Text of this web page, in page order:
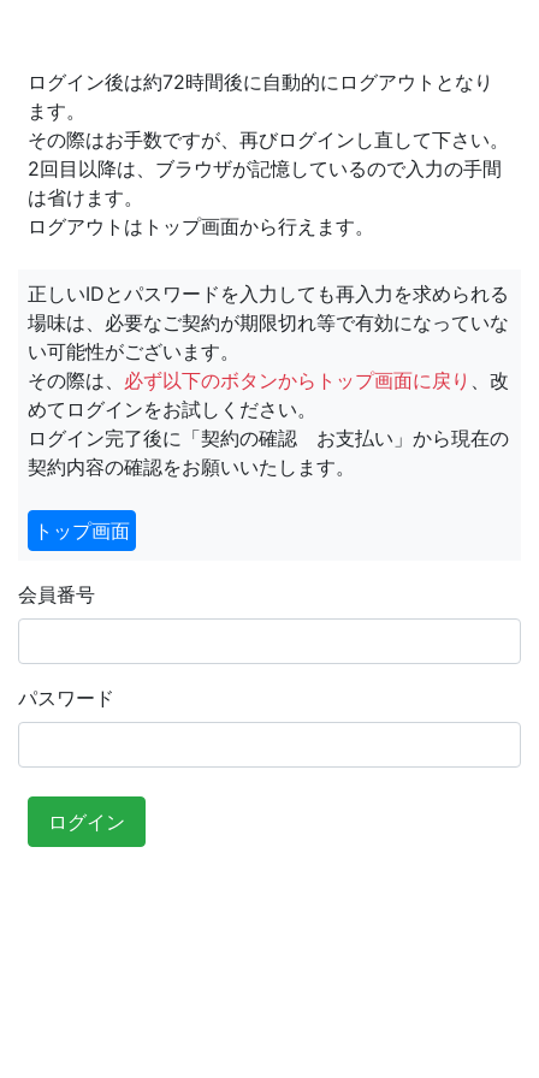
ログイン後は約72時間後に自動的にログアウトとなり
ます。
その際はお手数ですが、再びログインし直して下さい。
2回目以降は、ブラウザが記憶しているので入力の手間
は省けます。
ログアウトはトップ画面から行えます。
正しいIDとパスワードを入力しても再入力を求められる
場味は、必要なご契約が期限切れ等で有効になっていな
い可能性がございます。
その際は、 必ず以下のボタンからトップ画面に戻り 、改
めてログインをお試しください。
ログイン完了後に「契約の確認 お支払い」から現在の
契約内容の確認をお願いいたします。
トップ画面
会員番号
パスワード